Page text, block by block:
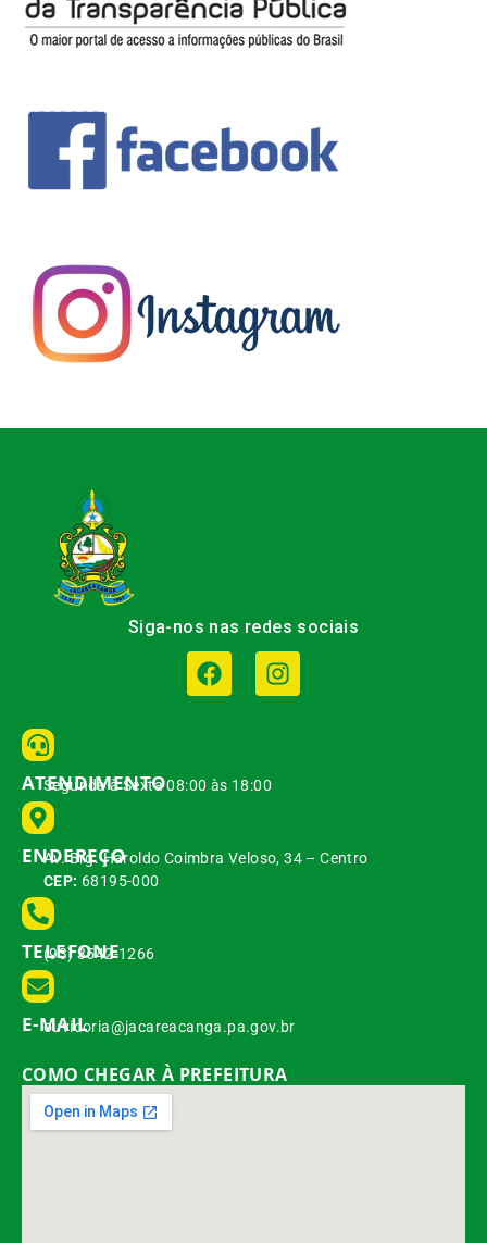
Siga-nos nas redes sociais
ATENDIMENTO
Segunda à Sexta 08:00 às 18:00
ENDEREÇO
Av. Brg. Haroldo Coimbra Veloso, 34 – Centro
CEP: 68195-000
TELEFONE
(93) 3542-1266
E-MAIL
ouvidoria@jacareacanga.pa.gov.br
COMO CHEGAR À PREFEITURA